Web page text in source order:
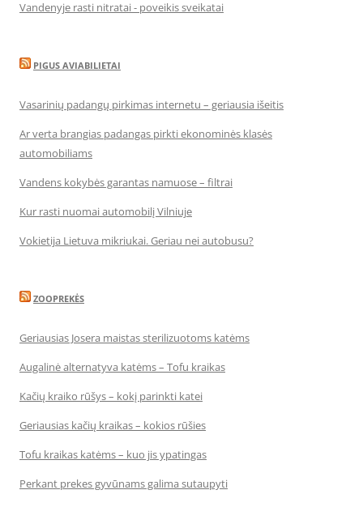
Vandenyje rasti nitratai - poveikis sveikatai
PIGUS AVIABILIETAI
Vasarinių padangų pirkimas internetu – geriausia išeitis
Ar verta brangias padangas pirkti ekonominės klasės
automobiliams
Vandens kokybės garantas namuose – filtrai
Kur rasti nuomai automobilį Vilniuje
Vokietija Lietuva mikriukai. Geriau nei autobusu?
ZOOPREKĖS
Geriausias Josera maistas sterilizuotoms katėms
Augalinė alternatyva katėms – Tofu kraikas
Kačių kraiko rūšys – kokį parinkti katei
Geriausias kačių kraikas – kokios rūšies
Tofu kraikas katėms – kuo jis ypatingas
Perkant prekes gyvūnams galima sutaupyti